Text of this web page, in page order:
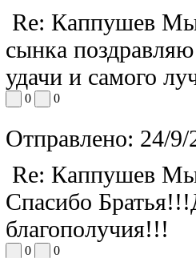
Re: Каппушев
сынка
удачи и самого
0 0
Отправлено: 24/
Re: Каппушев
Спасибо
благополучия!!!
0 0